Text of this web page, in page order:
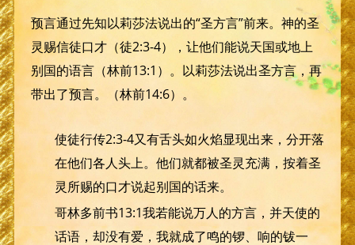
预言通过先知以莉莎法说出的“圣方言”前来。神的圣
灵赐信徒口才（徒2:3-4），让他们能说天国或地上
别国的语言（林前13:1）。以莉莎法说出圣方言，再
带出了预言。（林前14:6）。
使徒行传2:3-4又有舌头如火焰显现出来，分开落
在他们各人头上。他们就都被圣灵充满，按着圣
灵所赐的口才说起别国的话来。
哥林多前书13:1我若能说万人的方言，并天使的
话语，却没有爱，我就成了鸣的锣、响的钹一